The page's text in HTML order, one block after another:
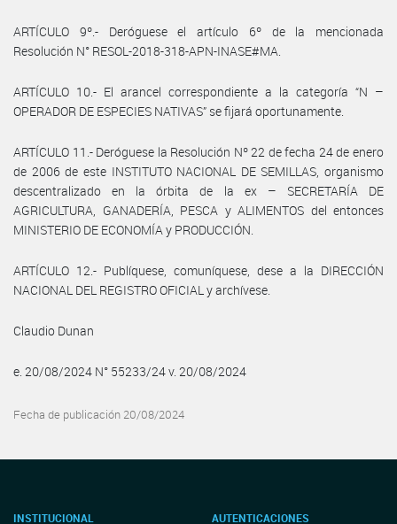
ARTÍCULO 9º.- Deróguese el artículo 6º de la mencionada
Resolución N° RESOL-2018-318-APN-INASE#MA.
ARTÍCULO 10.- El arancel correspondiente a la categoría “N –
OPERADOR DE ESPECIES NATIVAS” se fijará oportunamente.
ARTÍCULO 11.- Deróguese la Resolución Nº 22 de fecha 24 de enero
de 2006 de este INSTITUTO NACIONAL DE SEMILLAS, organismo
descentralizado en la órbita de la ex – SECRETARÍA DE
AGRICULTURA, GANADERÍA, PESCA y ALIMENTOS del entonces
MINISTERIO DE ECONOMÍA y PRODUCCIÓN.
ARTÍCULO 12.- Publíquese, comuníquese, dese a la DIRECCIÓN
NACIONAL DEL REGISTRO OFICIAL y archívese.
Claudio Dunan
e. 20/08/2024 N° 55233/24 v. 20/08/2024
Fecha de publicación 20/08/2024
INSTITUCIONAL AUTENTICACIONES